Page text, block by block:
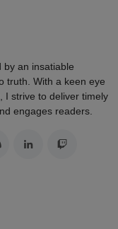
by an insatiable
truth. With a keen eye
I strive to deliver timely
engages readers.